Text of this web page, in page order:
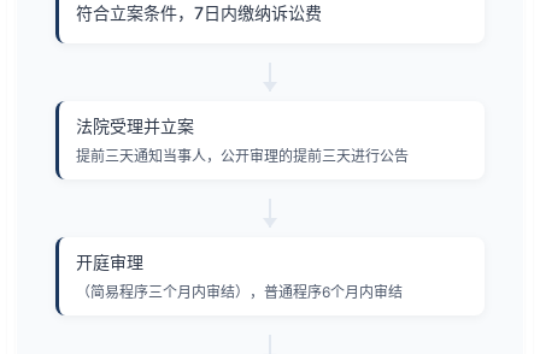
符合立案条件，7日内缴纳诉讼费
法院受理并立案
提前三天通知当事人，公开审理的提前三天进行公告
开庭审理
（简易程序三个月内审结），普通程序6个月内审结